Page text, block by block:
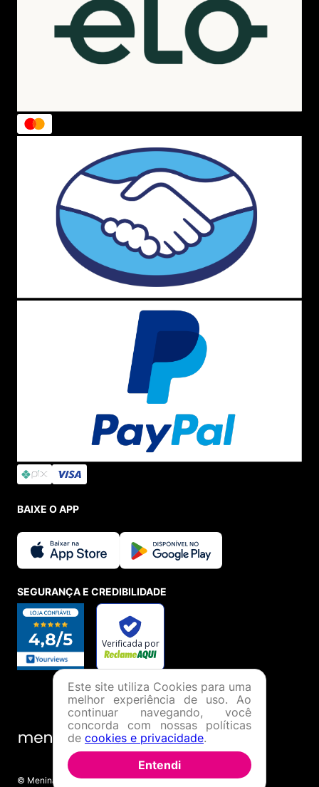
BAIXE O APP
SEGURANÇA E CREDIBILIDADE
© Menina Shoes Comércio de Modas Eireli - EPP CNPJ:
Este site utiliza Cookies para uma
melhor experiência de uso. Ao
continuar navegando, você
concorda com nossas políticas
de cookies e privacidade.
Entendi